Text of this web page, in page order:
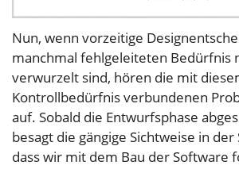
Nun, wenn vorzeitige
manchmal fehlgeleiteten Bedürfnis
verwurzelt sind, hören die mit
Kontrollbedürfnis verbundenen
auf. Sobald die Entwurfsphase
besagt die gängige Sichtweise in
dass wir mit dem Bau der Software